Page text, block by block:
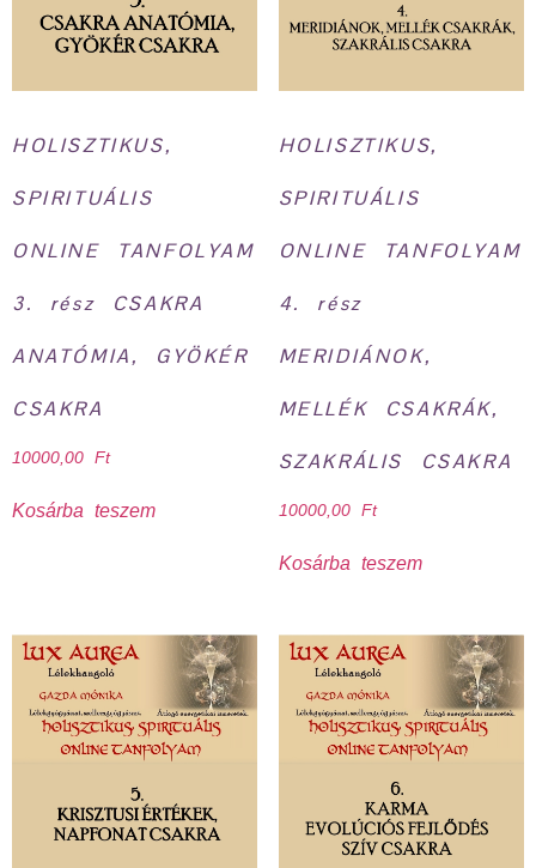
HOLISZTIKUS,
SPIRITUÁLIS
ONLINE TANFOLYAM
3. rész CSAKRA
ANATÓMIA, GYÖKÉR
CSAKRA
10000,00 Ft
Kosárba teszem
HOLISZTIKUS,
SPIRITUÁLIS
ONLINE TANFOLYAM
4. rész
MERIDIÁNOK,
MELLÉK CSAKRÁK,
SZAKRÁLIS CSAKRA
10000,00 Ft
Kosárba teszem